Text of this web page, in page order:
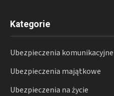
Kategorie
Ubezpieczenia komunikacyjne
Ubezpieczenia majątkowe
Ubezpieczenia na życie